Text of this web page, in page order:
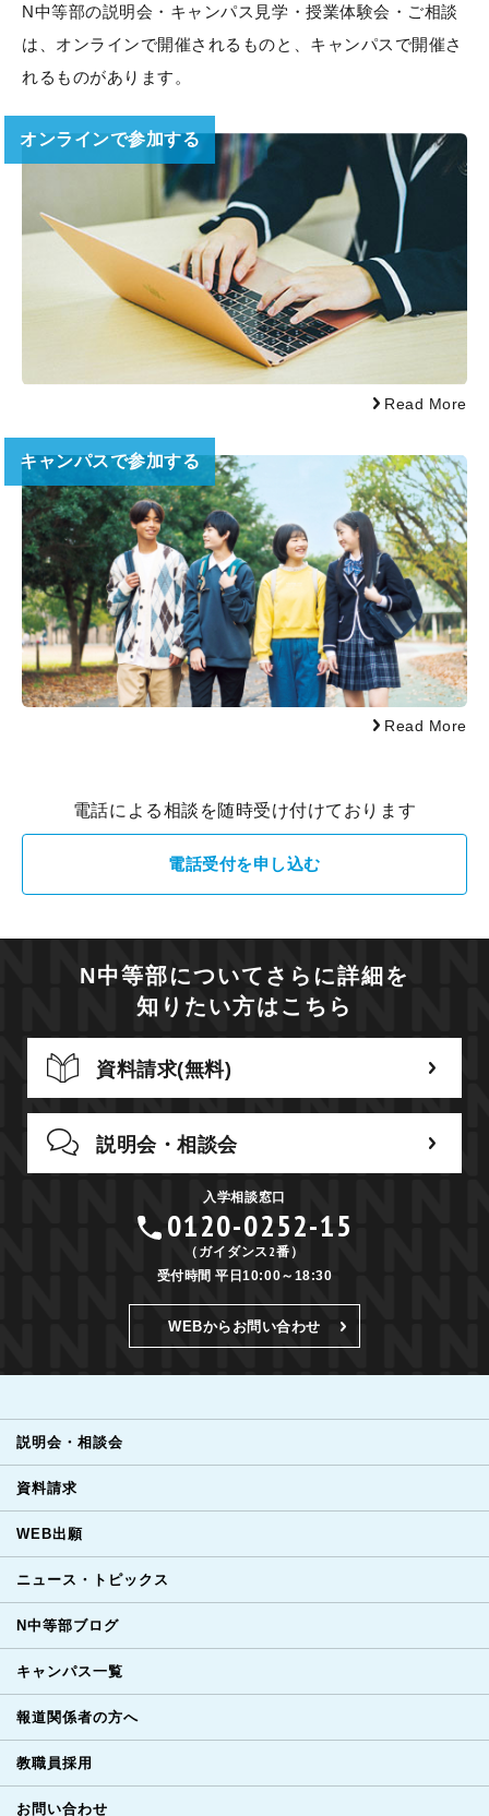
N中等部の説明会・キャンパス見学・授業体験会・ご相談
は、 オンラインで開催されるものと、キャンパスで開催さ
れるものがあります。
オンラインで参加する
Read More
キャンパスで参加する
Read More
電話による相談を随時受け付けております
電話受付を申し込む
N中等部についてさらに詳細を
知りたい方はこちら
資料請求(無料)
説明会・相談会
入学相談窓口
0120-0252-15
（ガイダンス2番）
受付時間 平日10:00～18:30
WEBからお問い合わせ
説明会・相談会
資料請求
WEB出願
ニュース・トピックス
N中等部ブログ
キャンパス一覧
報道関係者の方へ
教職員採用
お問い合わせ